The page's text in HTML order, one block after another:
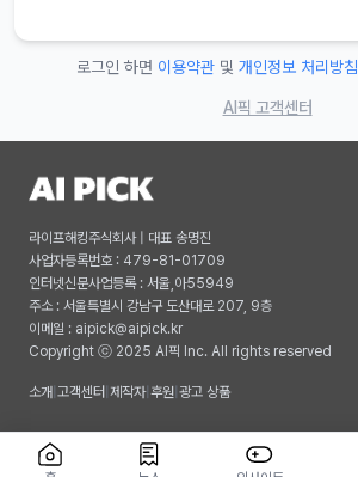
로그인 하면 이용약관 및 개인정보 처리방침
AI픽 고객센터
라이프해킹주식회사 | 대표 송명진
사업자등록번호 : 479-81-01709
인터넷신문사업등록 : 서울,아55949
주소 : 서울특별시 강남구 도산대로 207, 9층
이메일 : aipick@aipick.kr
Copyright ⓒ 2025 AI픽 Inc. All rights reserved
소개 고객센터 제작자| 후원 광고 상품